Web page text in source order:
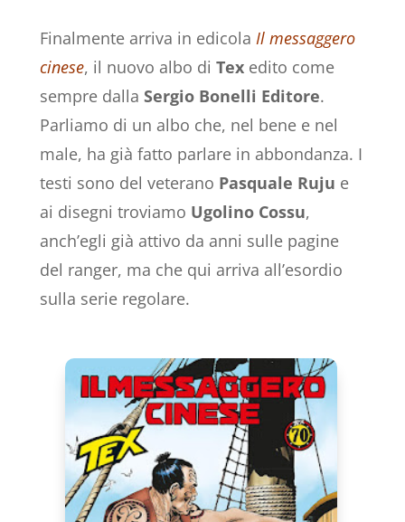
Finalmente arriva in edicola Il messaggero
cinese, il nuovo albo di Tex edito come
sempre dalla Sergio Bonelli Editore.
Parliamo di un albo che, nel bene e nel
male, ha già fatto parlare in abbondanza. I
testi sono del veterano Pasquale Ruju e
ai disegni troviamo Ugolino Cossu,
anch’egli già attivo da anni sulle pagine
del ranger, ma che qui arriva all’esordio
sulla serie regolare.